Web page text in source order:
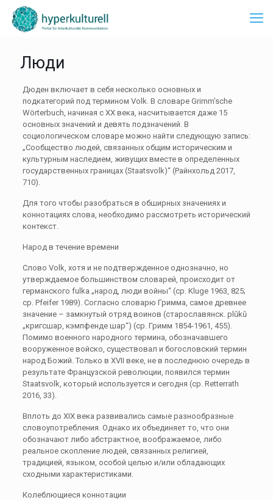
Люди
Дюден включает в себя несколько основных и
подкатегорий под термином Volk. В словаре Grimm’sche
Wörterbuch, начиная с XX века, насчитывается даже 15
основных значений и девять подзначений. В
социологическом словаре можно найти следующую запись:
„Сообщество людей, связанных общим историческим и
культурным наследием, живущих вместе в определенных
государственных границах (Staatsvolk)“ (Райнхольд 2017,
710).
Для того чтобы разобраться в обширных значениях и
коннотациях слова, необходимо рассмотреть исторический
контекст.
Народ в течение времени
Слово Volk, хотя и не подтвержденное однозначно, но
утверждаемое большинством словарей, происходит от
германского fulka „народ, люди войны“ (ср. Kluge 1963, 825;
ср. Pfeifer 1989). Согласно словарю Гримма, самое древнее
значение – замкнутый отряд воинов (старославянск. plŭkŭ
„кригсшар, кэмпфенде шар“) (ср. Гримм 1854-1961, 455).
Помимо военного народного термина, обозначавшего
вооруженное войско, существовал и богословский термин
народ Божий. Только в XVII веке, не в последнюю очередь в
результате Французской революции, появился термин
Staatsvolk, который используется и сегодня (ср. Retterrath
2016, 33).
Вплоть до XIX века развивались самые разнообразные
словоупотребления. Однако их объединяет то, что они
обозначают либо абстрактное, воображаемое, либо
реальное скопление людей, связанных религией,
традицией, языком, особой целью и/или обладающих
сходными характеристиками.
Колеблющиеся коннотации